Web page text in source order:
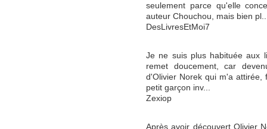
seulement parce qu'elle
auteur Chouchou, mais bien
DesLivresEtMoi7
Je ne suis plus habituée aux
remet doucement, car
d'Olivier Norek qui m'a
petit garçon inv...
Zexiop
Après avoir découvert Olivier